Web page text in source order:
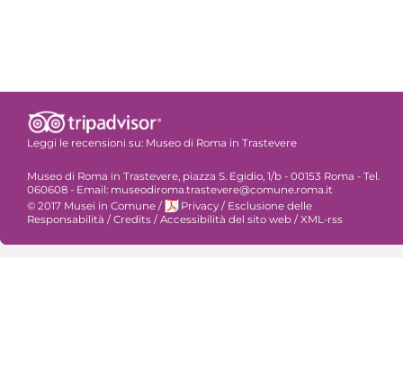
Leggi le recensioni su: Museo di Roma in Trastevere
Museo di Roma in Trastevere, piazza S. Egidio, 1/b - 00153 Roma - Tel.
060608 - Email: museodiroma.trastevere@comune.roma.it
© 2017 Musei in Comune / Privacy / Esclusione delle
Responsabilità /Credits /Accessibilità del sito web /XML-rss